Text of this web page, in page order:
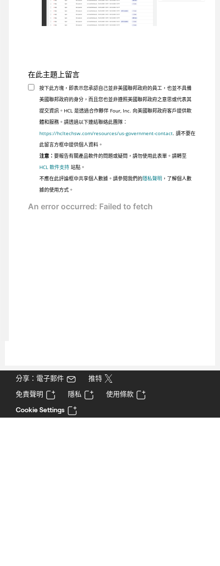
在此主題上留言
按下此方塊，即表示您承認自己並非美國聯邦政府的員工，也並不具備
美國聯邦政府的身分，而且您也並非遵照美國聯邦政府之意思或代表其
提交資訊。HCL 是透過合作夥伴 Four, Inc. 向美國聯邦政府客戶提供軟
體和服務。請透過以下連結聯絡此團隊：
https://hcltechsw.com/resources/us-government-contact. 請不要在
此留言方框中提供個人資料。
注意： 要報告有關產品軟件的問題或疑問，請勿使用此表單。請轉至
HCL 軟件支持站點。
不應在此評論框中共享個人數據。請參閱我們的隱私聲明 ，了解個人數
據的使用方式。
分享：電子郵件
推特
免責聲明
隱私
使用條款
Cookie Settings